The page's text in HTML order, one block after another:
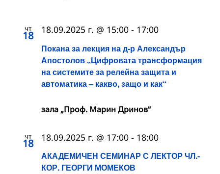
чт
18
Покана за лекция на д-р Александър
Апостолов „Цифровата трансформация
на системите за релейна защита и
автоматика – какво, защо и как“
18.09.2025 г. @ 15:00 - 17:00
зала „Проф. Марин Дринов“
чт
18
АКАДЕМИЧЕН СЕМИНАР С ЛЕКТОР ЧЛ.-
КОР. ГЕОРГИ МОМЕКОВ
18.09.2025 г. @ 17:00 - 18:00